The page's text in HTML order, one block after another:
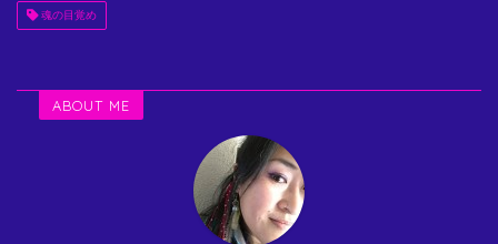
魂の目覚め
ABOUT ME